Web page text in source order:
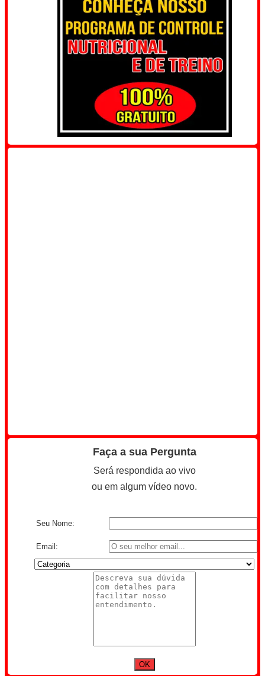
Faça a sua Pergunta
Será respondida ao vivo
ou em algum vídeo novo.
Seu Nome:
Email: